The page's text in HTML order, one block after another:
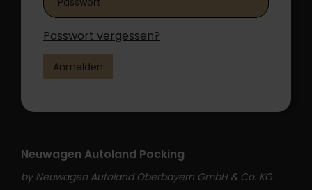
Passwort vergessen?
Anmelden
Neuwagen Autoland Pocking
by Neuwagen Autoland Oberbayern GmbH & Co. KG